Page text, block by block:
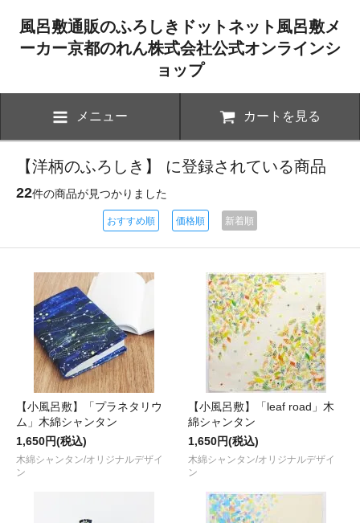
風呂敷通販のふろしきドットネット風呂敷メ
ーカー京都のれん株式会社公式オンラインシ
ョップ
メニュー カートを見る
【洋柄のふろしき】 に登録されている商品
22件の商品が見つかりました
おすすめ順 価格順 新着順
【小風呂敷】「プラネタリウ
ム」木綿シャンタン
1,650円(税込)
木綿シャンタン/オリジナルデザイ
ン
【小風呂敷】「leaf road」木
綿シャンタン
1,650円(税込)
木綿シャンタン/オリジナルデザイ
ン